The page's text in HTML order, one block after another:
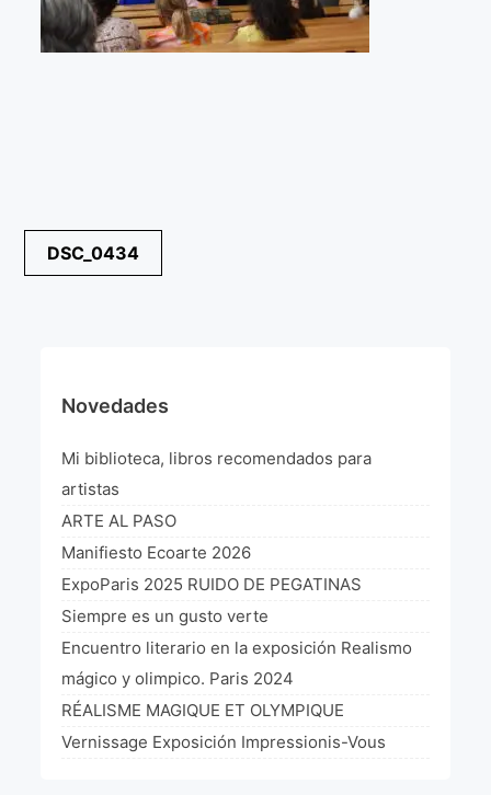
Política de cookies
«Impressionnis-vous» Paris 2023
¡VIVE Molière! Un hommage latino-américain à
La Formule de l’art París 2020
L’art Latino-américain à Paris 2019
Reflecting Source. NY 2019
«Sincronías con sentido» Bogotá Colombia 2019
«Huellas trashumantes» New York 2018
Commissaire D’exposition
La Fórmula Científica Del Arte
Navegación
de
DSC_0434
Novedades
Mi biblioteca, libros recomendados para
artistas
ARTE AL PASO
Manifiesto Ecoarte 2026
ExpoParis 2025 RUIDO DE PEGATINAS
Siempre es un gusto verte
Encuentro literario en la exposición Realismo
mágico y olimpico. Paris 2024
RÉALISME MAGIQUE ET OLYMPIQUE
Vernissage Exposición Impressionis-Vous